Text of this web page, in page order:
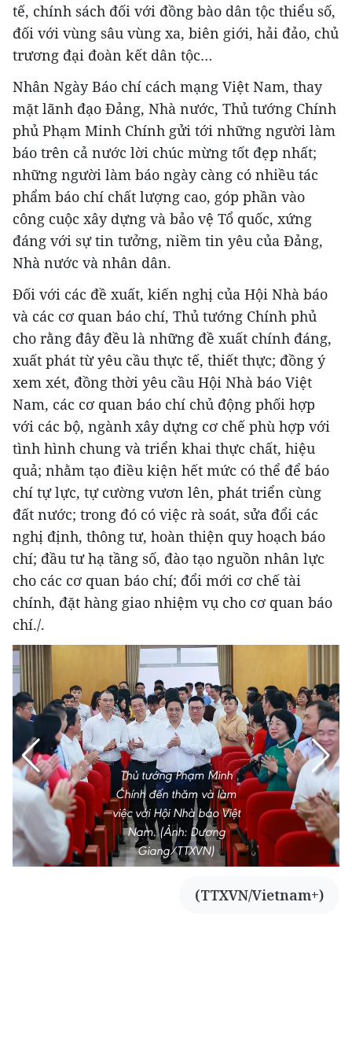
tế, chính sách đối với đồng bào dân tộc thiểu số,
đối với vùng sâu vùng xa, biên giới, hải đảo, chủ
trương đại đoàn kết dân tộc…
Nhân Ngày Báo chí cách mạng Việt Nam, thay
mặt lãnh đạo Đảng, Nhà nước, Thủ tướng Chính
phủ Phạm Minh Chính gửi tới những người làm
báo trên cả nước lời chúc mừng tốt đẹp nhất;
những người làm báo ngày càng có nhiều tác
phẩm báo chí chất lượng cao, góp phần vào
công cuộc xây dựng và bảo vệ Tổ quốc, xứng
đáng với sự tin tưởng, niềm tin yêu của Đảng,
Nhà nước và nhân dân.
Đối với các đề xuất, kiến nghị của Hội Nhà báo
và các cơ quan báo chí, Thủ tướng Chính phủ
cho rằng đây đều là những đề xuất chính đáng,
xuất phát từ yêu cầu thực tế, thiết thực; đồng ý
xem xét, đồng thời yêu cầu Hội Nhà báo Việt
Nam, các cơ quan báo chí chủ động phối hợp
với các bộ, ngành xây dựng cơ chế phù hợp với
tình hình chung và triển khai thực chất, hiệu
quả; nhằm tạo điều kiện hết mức có thể để báo
chí tự lực, tự cường vươn lên, phát triển cùng
đất nước; trong đó có việc rà soát, sửa đổi các
nghị định, thông tư, hoàn thiện quy hoạch báo
chí; đầu tư hạ tầng số, đào tạo nguồn nhân lực
cho các cơ quan báo chí; đổi mới cơ chế tài
chính, đặt hàng giao nhiệm vụ cho cơ quan báo
chí./.
Thủ tướng Phạm Minh
Chính đến thăm và làm
việc với Hội Nhà báo Việt
Nam. (Ảnh: Dương
Giang/TTXVN)
(TTXVN/Vietnam+)